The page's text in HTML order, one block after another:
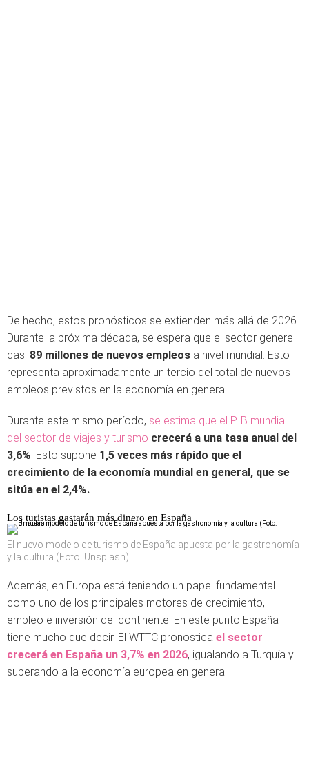
De hecho, estos pronósticos se extienden más allá de 2026.
Durante la próxima década, se espera que el sector genere
casi 89 millones de nuevos empleos a nivel mundial. Esto
representa aproximadamente un tercio del total de nuevos
empleos previstos en la economía en general.
Durante este mismo período, se estima que el PIB mundial
del sector de viajes y turismo crecerá a una tasa anual del
3,6%. Esto supone 1,5 veces más rápido que el
crecimiento de la economía mundial en general, que se
sitúa en el 2,4%.
Los turistas gastarán más dinero en España
El nuevo modelo de turismo de España apuesta por la gastronomía
y la cultura (Foto: Unsplash)
Además, en Europa está teniendo un papel fundamental
como uno de los principales motores de crecimiento,
empleo e inversión del continente. En este punto España
tiene mucho que decir. El WTTC pronostica el sector
crecerá en España un 3,7% en 2026, igualando a Turquía y
superando a la economía europea en general.